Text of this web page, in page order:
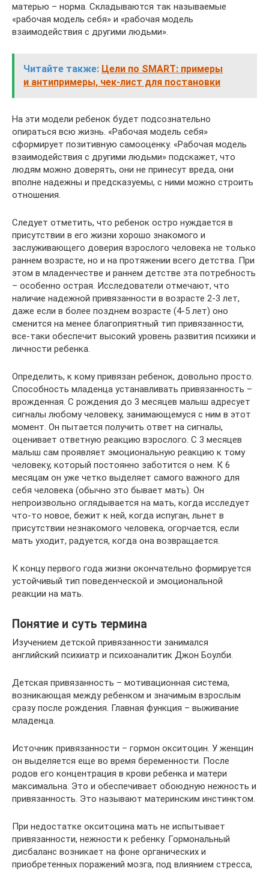
матерью – норма. Складываются так называемые
«рабочая модель себя» и «рабочая модель
взаимодействия с другими людьми».
Читайте также: Цели по SMART: примеры
и антипримеры, чек-лист для постановки
На эти модели ребенок будет подсознательно
опираться всю жизнь. «Рабочая модель себя»
сформирует позитивную самооценку. «Рабочая модель
взаимодействия с другими людьми» подскажет, что
людям можно доверять, они не принесут вреда, они
вполне надежны и предсказуемы, с ними можно строить
отношения.
Следует отметить, что ребенок остро нуждается в
присутствии в его жизни хорошо знакомого и
заслуживающего доверия взрослого человека не только
раннем возрасте, но и на протяжении всего детства. При
этом в младенчестве и раннем детстве эта потребность
– особенно острая. Исследователи отмечают, что
наличие надежной привязанности в возрасте 2-3 лет,
даже если в более позднем возрасте (4-5 лет) оно
сменится на менее благоприятный тип привязанности,
все-таки обеспечит высокий уровень развития психики и
личности ребенка.
Определить, к кому привязан ребенок, довольно просто.
Способность младенца устанавливать привязанность –
врожденная. С рождения до 3 месяцев малыш адресует
сигналы любому человеку, занимающемуся с ним в этот
момент. Он пытается получить ответ на сигналы,
оценивает ответную реакцию взрослого. С 3 месяцев
малыш сам проявляет эмоциональную реакцию к тому
человеку, который постоянно заботится о нем. К 6
месяцам он уже четко выделяет самого важного для
себя человека (обычно это бывает мать). Он
непроизвольно оглядывается на мать, когда исследует
что-то новое, бежит к ней, когда испуган, льнет в
присутствии незнакомого человека, огорчается, если
мать уходит, радуется, когда она возвращается.
К концу первого года жизни окончательно формируется
устойчивый тип поведенческой и эмоциональной
реакции на мать.
Понятие и суть термина
Изучением детской привязанности занимался
английский психиатр и психоаналитик Джон Боулби.
Детская привязанность – мотивационная система,
возникающая между ребенком и значимым взрослым
сразу после рождения. Главная функция – выживание
младенца.
Источник привязанности – гормон окситоцин. У женщин
он выделяется еще во время беременности. После
родов его концентрация в крови ребенка и матери
максимальна. Это и обеспечивает обоюдную нежность и
привязанность. Это называют материнским инстинктом.
При недостатке окситоцина мать не испытывает
привязанности, нежности к ребенку. Гормональный
дисбаланс возникает на фоне органических и
приобретенных поражений мозга, под влиянием стресса,